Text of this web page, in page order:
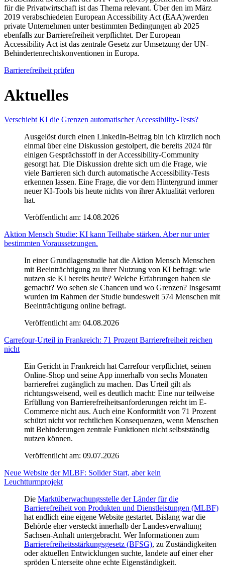
für die Privatwirtschaft ist das Thema relevant. Über den im März
2019 verabschiedeten European Accessibility Act (EAA)werden
private Unternehmen unter bestimmten Bedingungen ab 2025
ebenfalls zur Barrierefreiheit verpflichtet. Der European
Accessibility Act ist das zentrale Gesetz zur Umsetzung der UN-
Behindertenrechtskonventionen in Europa.
Barrierefreiheit prüfen
Aktuelles
Verschiebt KI die Grenzen automatischer Accessibility-Tests?
Ausgelöst durch einen LinkedIn-Beitrag bin ich kürzlich noch
einmal über eine Diskussion gestolpert, die bereits 2024 für
einigen Gesprächsstoff in der Accessibility-Community
gesorgt hat. Die Diskussion drehte sich um die Frage, wie
viele Barrieren sich durch automatische Accessibility-Tests
erkennen lassen. Eine Frage, die vor dem Hintergrund immer
neuer KI-Tools bis heute nichts von ihrer Aktualität verloren
hat.
Veröffentlicht am: 14.08.2026
Aktion Mensch Studie: KI kann Teilhabe stärken. Aber nur unter
bestimmten Voraussetzungen.
In einer Grundlagenstudie hat die Aktion Mensch Menschen
mit Beeinträchtigung zu ihrer Nutzung von KI befragt: wie
nutzen sie KI bereits heute? Welche Erfahrungen haben sie
gemacht? Wo sehen sie Chancen und wo Grenzen? Insgesamt
wurden im Rahmen der Studie bundesweit 574 Menschen mit
Beeinträchtigung online befragt.
Veröffentlicht am: 04.08.2026
Carrefour-Urteil in Frankreich: 71 Prozent Barrierefreiheit reichen
nicht
Ein Gericht in Frankreich hat Carrefour verpflichtet, seinen
Online-Shop und seine App innerhalb von sechs Monaten
barrierefrei zugänglich zu machen. Das Urteil gilt als
richtungsweisend, weil es deutlich macht: Eine nur teilweise
Erfüllung von Barrierefreiheitsanforderungen reicht im E-
Commerce nicht aus. Auch eine Konformität von 71 Prozent
schützt nicht vor rechtlichen Konsequenzen, wenn Menschen
mit Behinderungen zentrale Funktionen nicht selbstständig
nutzen können.
Veröffentlicht am: 09.07.2026
Neue Website der MLBF: Solider Start, aber kein
Leuchtturmprojekt
Die Marktüberwachungsstelle der Länder für die
Barrierefreiheit von Produkten und Dienstleistungen (MLBF)
hat endlich eine eigene Website gestartet. Bislang war die
Behörde eher versteckt innerhalb der Landesverwaltung
Sachsen-Anhalt untergebracht. Wer Informationen zum
Barrierefreiheitsstärkungsgesetz (BFSG), zu Zuständigkeiten
oder aktuellen Entwicklungen suchte, landete auf einer eher
spröden Unterseite ohne echte Eigenständigkeit.